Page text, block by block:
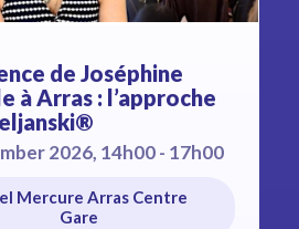
de Joséphine
à Arras : l’approche
2026, 14h00 - 17h00
Mercure Arras Centre
Gare